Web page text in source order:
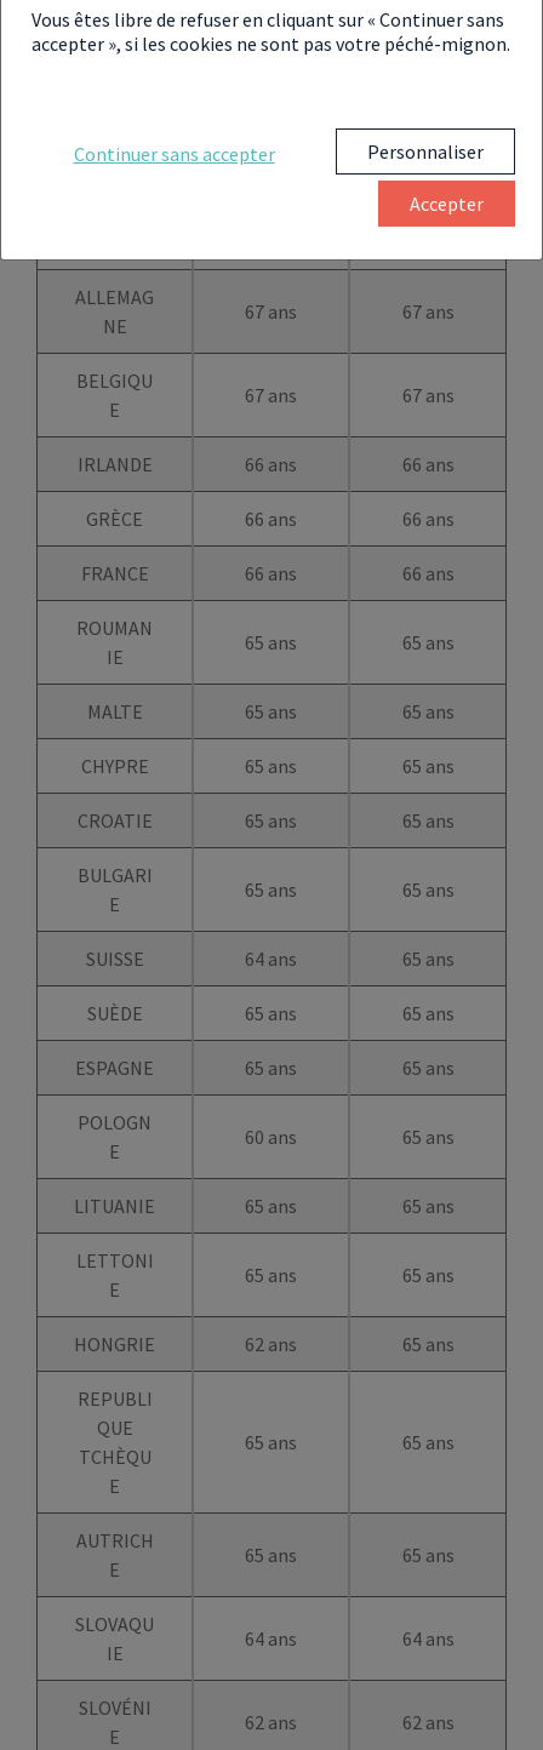
E
NORVÈG
67 ans
ALLEMAG
NE
67 ans 67 ans
BELGIQU
E
67 ans 67 ans
IRLANDE 66 ans 66 ans
GRÈCE 66 ans 66 ans
FRANCE 66 ans 66 ans
ROUMAN
IE
65 ans 65 ans
MALTE 65 ans 65 ans
CHYPRE 65 ans 65 ans
CROATIE 65 ans 65 ans
BULGARI
E
65 ans 65 ans
SUISSE 64 ans 65 ans
SUÈDE 65 ans 65 ans
ESPAGNE 65 ans 65 ans
POLOGN
E
60 ans 65 ans
LITUANIE 65 ans 65 ans
LETTONI
E
65 ans 65 ans
HONGRIE 62 ans 65 ans
REPUBLI
QUE
TCHÈQU
E
65 ans 65 ans
AUTRICH
E
65 ans 65 ans
SLOVAQU
IE
64 ans 64 ans
SLOVÉNI
E
62 ans 62 ans
Vous êtes libre de refuser en cliquant sur « Continuer sans
accepter », si les cookies ne sont pas votre péché-mignon.
Continuer sans accepter Personnaliser
Accepter